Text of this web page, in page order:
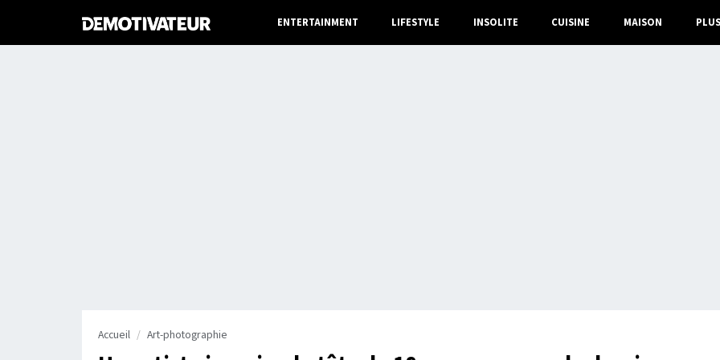
ENTERTAINMENT LIFESTYLE INSOLITE CUISINE MAISON PLUS
Accueil Art-photographie